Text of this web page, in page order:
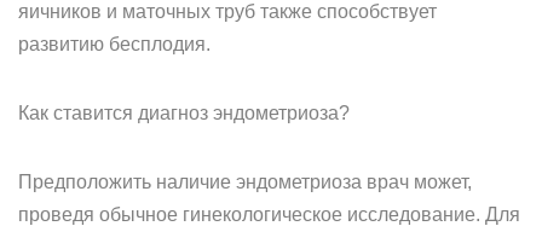
яичников и маточных труб также способствует
развитию бесплодия.
Как ставится диагноз эндометриоза?
Предположить наличие эндометриоза врач может,
проведя обычное гинекологическое исследование. Для